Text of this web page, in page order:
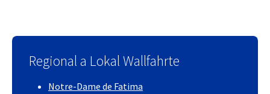
Regional a Lokal Wallfahrte
Notre-Dame de Fatima